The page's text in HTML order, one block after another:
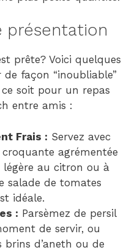
présentation
prête? Voici quelques
façon “inoubliable”
ce soit pour un repas
entre amis :
Frais : Servez avec
agrémentée
légère au citron ou à
salade de tomates
idéale.
: Parsèmez de persil
de servir, ou
brins d’aneth ou de